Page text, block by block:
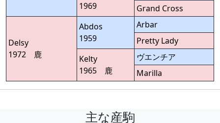
1969
Grand Cross
Delsy
1972 鹿
Abdos
1959
Arbar
Pretty Lady
Kelty
1965 鹿
ヴエンチア
Marilla
主な産駒